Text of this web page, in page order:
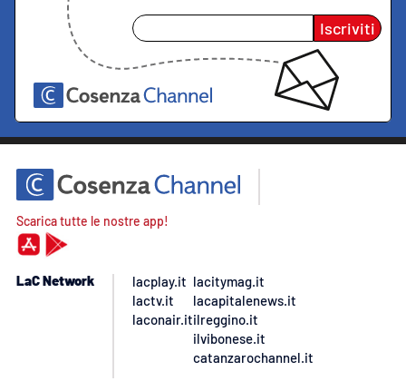
Iscriviti
Scarica tutte le nostre app!
LaC Network
lacplay.it
lactv.it
laconair.it
lacitymag.it
lacapitalenews.it
ilreggino.it
ilvibonese.it
catanzarochannel.it